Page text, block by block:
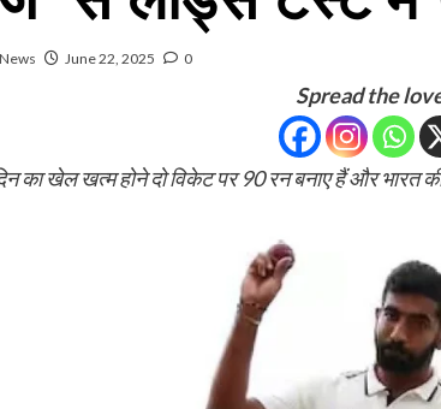
June 22, 2025 0
Spread the
का खेल खत्म होने दो विकेट पर 90 रन बनाए हैं और भारत